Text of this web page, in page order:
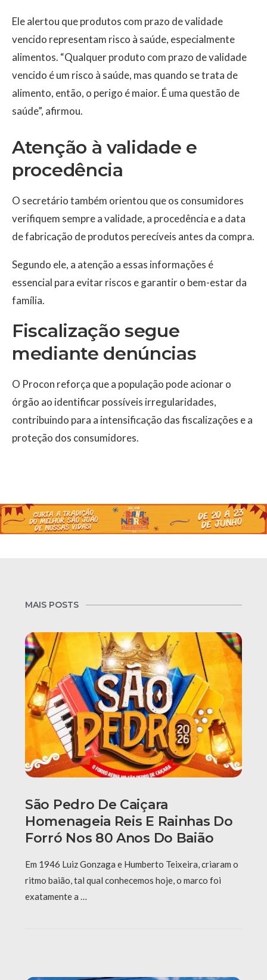
Ele alertou que produtos com prazo de validade
vencido representam risco à saúde, especialmente
alimentos. “Qualquer produto com prazo de validade
vencido é um risco à saúde, mas quando se trata de
alimento, então, o perigo é maior. É uma questão de
saúde”, afirmou.
Atenção à validade e
procedência
O secretário também orientou que os consumidores
verifiquem sempre a validade, a procedência e a data
de fabricação de produtos perecíveis antes da compra.
Segundo ele, a atenção a essas informações é
essencial para evitar riscos e garantir o bem-estar da
família.
Fiscalização segue
mediante denúncias
O Procon reforça que a população pode acionar o
órgão ao identificar possíveis irregularidades,
contribuindo para a intensificação das fiscalizações e a
proteção dos consumidores.
MAIS POSTS
São Pedro De Caiçara
Homenageia Reis E Rainhas Do
Forró Nos 80 Anos Do Baião
Em 1946 Luiz Gonzaga e Humberto Teixeira, criaram o
ritmo baião, tal qual conhecemos hoje, o marco foi
exatamente a …